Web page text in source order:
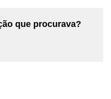
que procurava?